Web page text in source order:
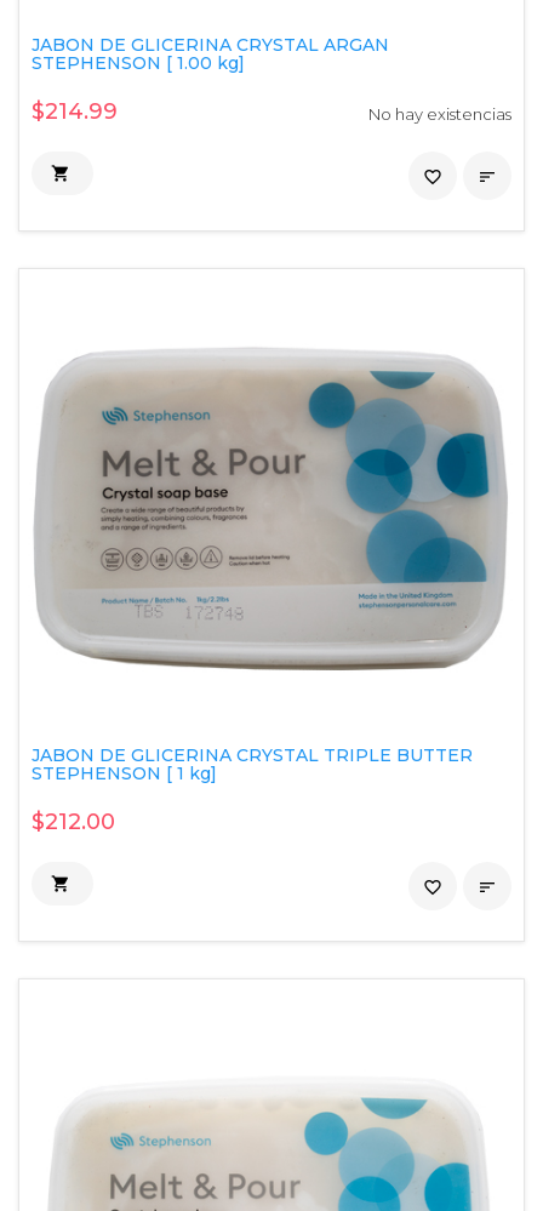
JABON DE GLICERINA CRYSTAL ARGAN
STEPHENSON [ 1.00 kg]
$214.99 No hay existencias
 
favorite_border
JABON DE GLICERINA CRYSTAL TRIPLE BUTTER
STEPHENSON [ 1 kg]
$212.00
 
favorite_border